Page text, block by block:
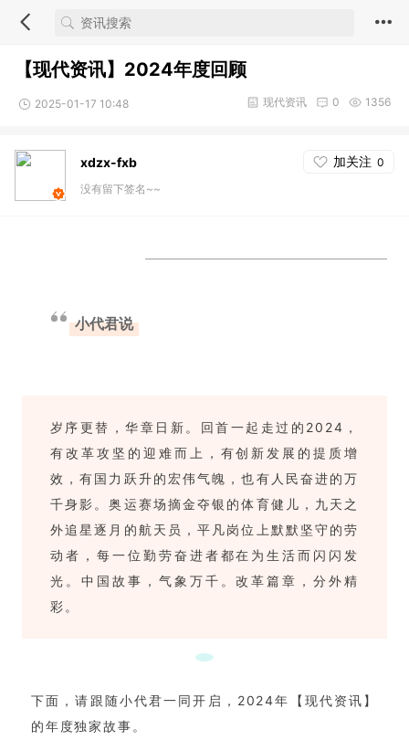
【现代资讯】2024年度回顾
2025-01-17 10:48 1356
0
现代资讯
xdzx-fxb 加关注 0
没有留下签名~~
小代君说
岁序更替，华章日新。回首一起走过的2024，
有改革攻坚的迎难而上，有创新发展的提质增
效，有国力跃升的宏伟气魄，也有人民奋进的万
千身影。奥运赛场摘金夺银的体育健儿，九天之
外追星逐月的航天员，平凡岗位上默默坚守的劳
动者，每一位勤劳奋进者都在为生活而闪闪发
光。中国故事，气象万千。改革篇章，分外精
彩。
下面，请跟随小代君一同开启，2024年【现代资讯】
的年度独家故事。